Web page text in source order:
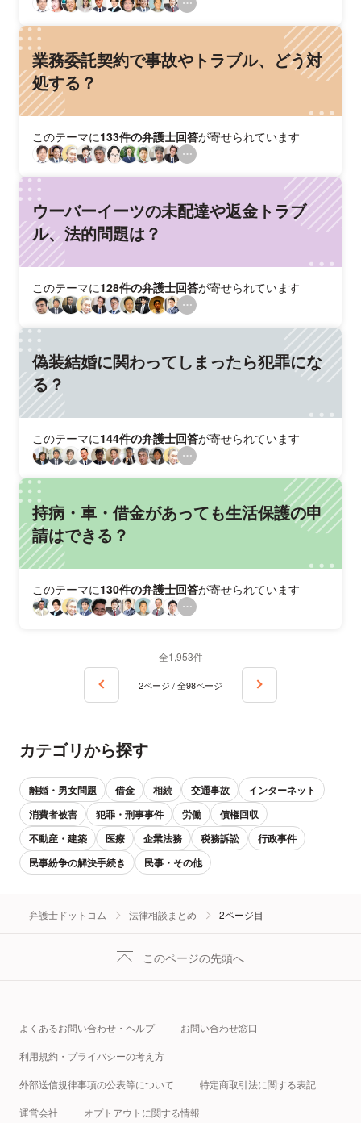
業務委託契約で事故やトラブル、どう対
処する？
このテーマに133件の弁護士回答が寄せられています
ウーバーイーツの未配達や返金トラブ
ル、法的問題は？
このテーマに128件の弁護士回答が寄せられています
偽装結婚に関わってしまったら犯罪にな
る？
このテーマに144件の弁護士回答が寄せられています
持病・車・借金があっても生活保護の申
請はできる？
このテーマに130件の弁護士回答が寄せられています
全1,953件
2ページ / 全98ページ
カテゴリから探す
離婚・男女問題 借金 相続 交通事故
インターネット
消費者被害
犯罪・刑事事件 労働
債権回収
不動産・建築
医療 企業法務 税務訴訟
行政事件
民事紛争の解決手続き
民事・その他
弁護士ドットコム 法律相談まとめ 2ページ目
このページの先頭へ
よくあるお問い合わせ・ヘルプ お問い合わせ窓口
利用規約・プライバシーの考え方
外部送信規律事項の公表等について 特定商取引法に関する表記
運営会社 オプトアウトに関する情報